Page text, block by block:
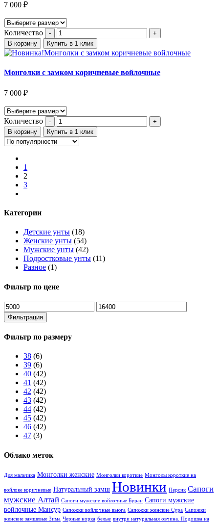
7 000 ₽
Количество
В корзину Купить в 1 клик
Монголки с замком коричневые войлочные
7 000 ₽
Количество
В корзину Купить в 1 клик
1
2
3
Категории
Детские унты (18)
Женские унты (54)
Мужские унты (42)
Подростковые унты (11)
Разное (1)
Фильтр по цене
Фильтрация
Фильтр по размеру
38 (6)
39 (6)
40 (42)
41 (42)
42 (42)
43 (42)
44 (42)
45 (42)
46 (42)
47 (3)
Облако меток
Для мальчика Монголки женские Монголки короткие Монголы короткие на
войлоке коричневые Натуральный замш Новинки Персик Сапоги
мужские Алтай Сапоги мужские войлочные Буран Сапоги мужские
войлочные Мансур Сапожки войлочные вьюга Сапожки женские Сура Сапожки
женские замшевые Зима Черные норка белые внутри натуральная овчина. Подошва на